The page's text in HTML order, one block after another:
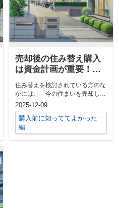
売却後の住み替え購入
は資金計画が重要！安
心の進め方と注意点を
解説
住み替えを検討されている方のな
かには、「今の住まいを売却して
新しい家を購入するには、どのよ
うに資金...
2025-12-09
購入前に知っててよかった
編